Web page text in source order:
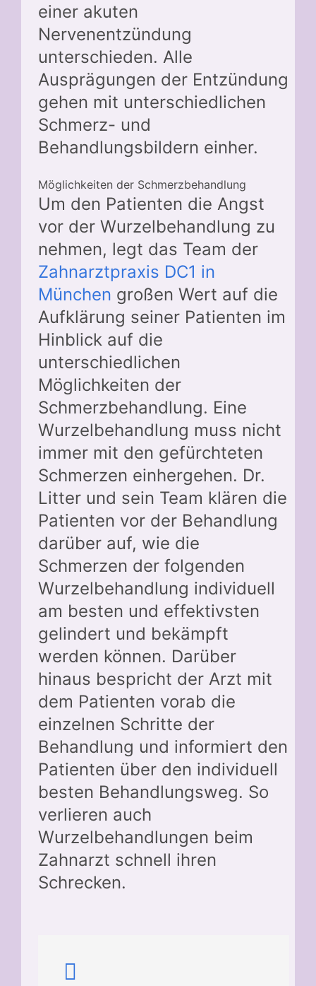
einer akuten
Nervenentzündung
unterschieden. Alle
Ausprägungen der Entzündung
gehen mit unterschiedlichen
Schmerz- und
Behandlungsbildern einher.
Möglichkeiten der Schmerzbehandlung
Um den Patienten die Angst
vor der Wurzelbehandlung zu
nehmen, legt das Team der
Zahnarztpraxis DC1 in
München großen Wert auf die
Aufklärung seiner Patienten im
Hinblick auf die
unterschiedlichen
Möglichkeiten der
Schmerzbehandlung. Eine
Wurzelbehandlung muss nicht
immer mit den gefürchteten
Schmerzen einhergehen. Dr.
Litter und sein Team klären die
Patienten vor der Behandlung
darüber auf, wie die
Schmerzen der folgenden
Wurzelbehandlung individuell
am besten und effektivsten
gelindert und bekämpft
werden können. Darüber
hinaus bespricht der Arzt mit
dem Patienten vorab die
einzelnen Schritte der
Behandlung und informiert den
Patienten über den individuell
besten Behandlungsweg. So
verlieren auch
Wurzelbehandlungen beim
Zahnarzt schnell ihren
Schrecken.